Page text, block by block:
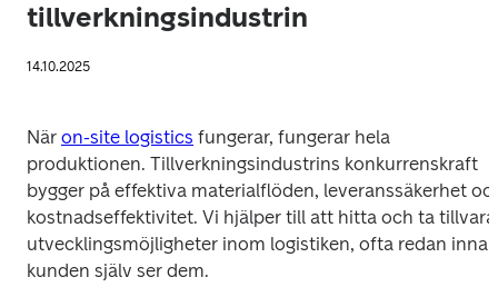
tillverkningsindustrin
14.10.2025
När on-site logistics fungerar, fungerar hela
produktionen. Tillverkningsindustrins konkurrenskraft
bygger på effektiva materialflöden, leveranssäkerhet
kostnadseffektivitet. Vi hjälper till att hitta och ta tillvara
utvecklingsmöjligheter inom logistiken, ofta redan innan
kunden själv ser dem.